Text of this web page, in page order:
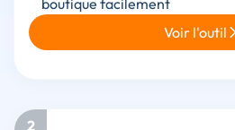
boutique facilement
Voir l'outil
2